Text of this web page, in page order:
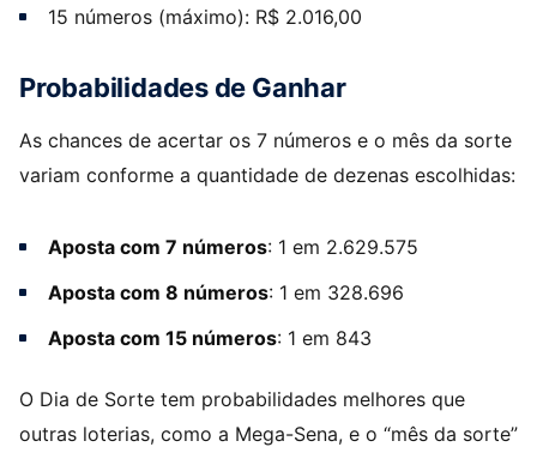
15 números (máximo): R$ 2.016,00
Probabilidades de Ganhar
As chances de acertar os 7 números e o mês da sorte
variam conforme a quantidade de dezenas escolhidas:
Aposta com 7 números: 1 em 2.629.575
Aposta com 8 números: 1 em 328.696
Aposta com 15 números: 1 em 843
O Dia de Sorte tem probabilidades melhores que
outras loterias, como a Mega-Sena, e o “mês da sorte”